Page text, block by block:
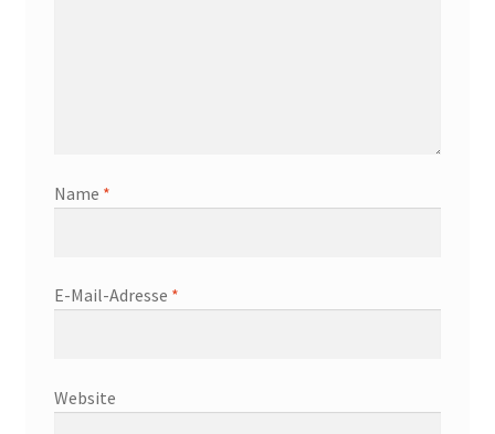
Name *
E-Mail-Adresse *
Website